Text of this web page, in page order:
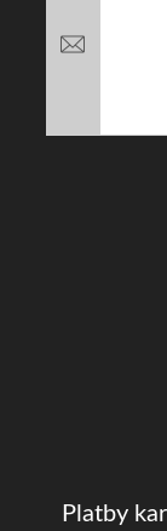
Platby